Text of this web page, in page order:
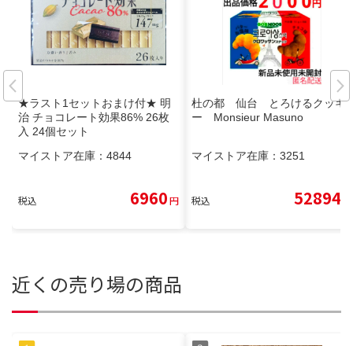
★ラスト1セットおまけ付★ 明
治 チョコレート効果86% 26枚
入 24個セット
マイストア在庫： 4844
税込 6960円
杜の都 仙台 とろけるクッキ
ー Monsieur Masuno
マイストア在庫： 3251
税込 52894
近くの売り場の商品